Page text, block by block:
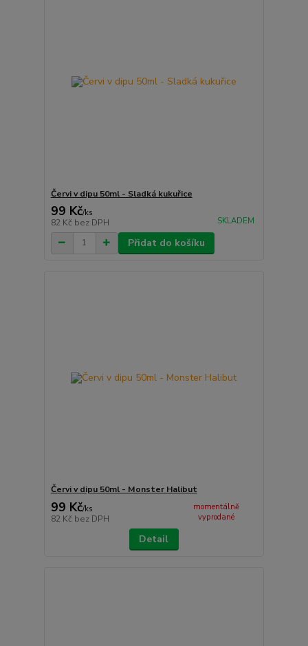
Červi v dipu 50ml - Sladká kukuřice
99 Kč/ks
82 Kč bez DPH SKLADEM
Přidat do košíku
Červi v dipu 50ml - Monster Halibut
99 Kč/ks
82 Kč bez DPH
momentálně
vyprodané
Detail